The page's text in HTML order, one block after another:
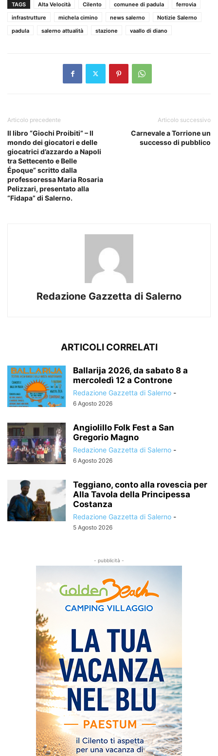
TAGS Alta Velocità Cilento comunee di padula
ferrovia
infrastrutture
michela cimino news salerno
Notizie Salerno
padula
salerno attualità stazione vaallo di diano
Articolo precedente
Il libro “Giochi Proibiti” – Il
mondo dei giocatori e delle
giocatrici d’azzardo a Napoli
tra Settecento e Belle
Époque” scritto dalla
professoressa Maria Rosaria
Pelizzari, presentato alla
“Fidapa” di Salerno.
Articolo successivo
Carnevale a Torrione un
successo di pubblico
Redazione Gazzetta di Salerno
ARTICOLI CORRELATI
Ballarija 2026, da sabato 8 a
mercoledì 12 a Controne
Redazione Gazzetta di Salerno -
6 Agosto 2026
Angiolillo Folk Fest a San
Gregorio Magno
Redazione Gazzetta di Salerno -
6 Agosto 2026
Teggiano, conto alla rovescia per
Alla Tavola della Principessa
Costanza
Redazione Gazzetta di Salerno -
5 Agosto 2026
- pubblicità -